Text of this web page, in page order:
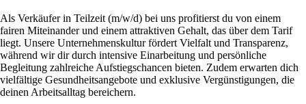
Als Verkäufer in Teilzeit (m/w/d) bei uns profitierst du von einem
fairen Miteinander und einem attraktiven Gehalt, das über dem Tarif
liegt. Unsere Unternehmenskultur fördert Vielfalt und Transparenz,
während wir dir durch intensive Einarbeitung und persönliche
Begleitung zahlreiche Aufstiegschancen bieten. Zudem erwarten dich
vielfältige Gesundheitsangebote und exklusive Vergünstigungen, die
deinen Arbeitsalltag bereichern.